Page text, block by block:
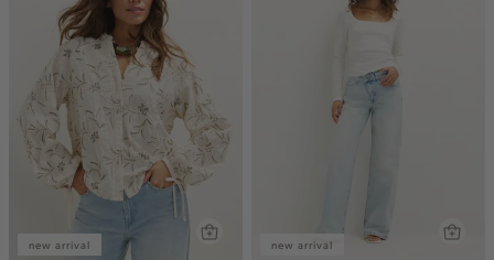
new arrival new arrival